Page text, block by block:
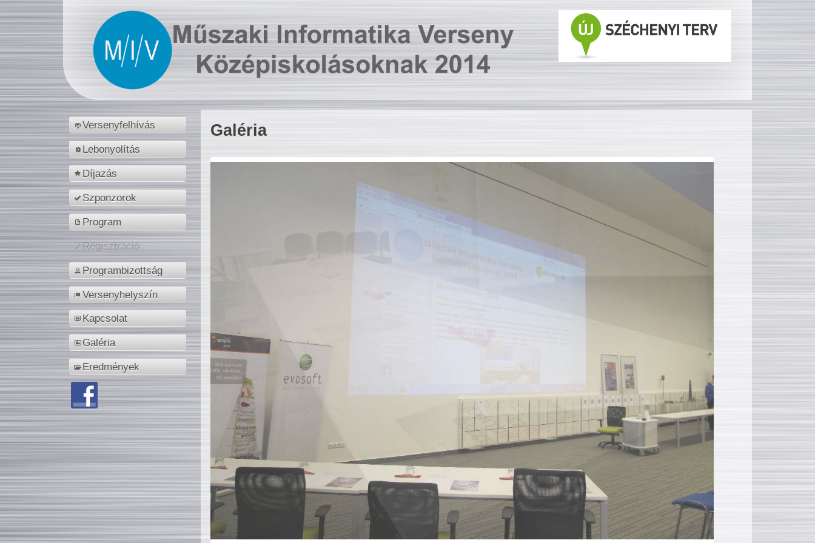
Versenyfelhívás
Lebonyolítás
Díjazás
Szponzorok
Program
Regisztráció
Programbizottság
Versenyhelyszín
Kapcsolat
Galéria
Eredmények
Galéria